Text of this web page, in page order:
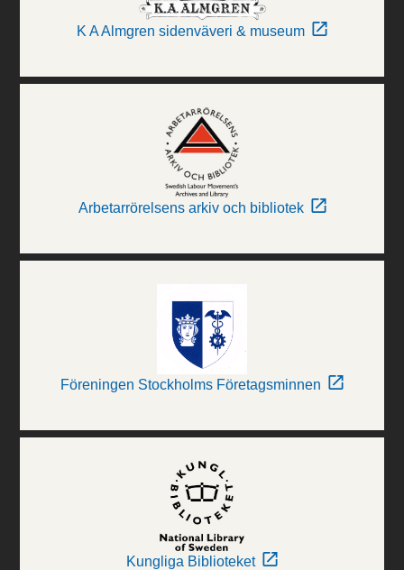
K A Almgren sidenväveri & museum
Arbetarrörelsens arkiv och bibliotek
Föreningen Stockholms Företagsminnen
Kungliga Biblioteket